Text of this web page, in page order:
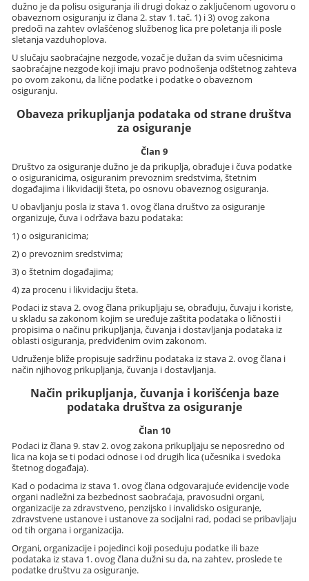
dužno je da polisu osiguranja ili drugi dokaz o zaključenom ugovoru o
obaveznom osiguranju iz člana 2. stav 1. tač. 1) i 3) ovog zakona
predoči na zahtev ovlašćenog službenog lica pre poletanja ili posle
sletanja vazduhoplova.
U slučaju saobraćajne nezgode, vozač je dužan da svim učesnicima
saobraćajne nezgode koji imaju pravo podnošenja odštetnog zahteva
po ovom zakonu, da lične podatke i podatke o obaveznom
osiguranju.
Obaveza prikupljanja podataka od strane društva
za osiguranje
Član 9
Društvo za osiguranje dužno je da prikuplja, obrađuje i čuva podatke
o osiguranicima, osiguranim prevoznim sredstvima, štetnim
događajima i likvidaciji šteta, po osnovu obaveznog osiguranja.
U obavljanju posla iz stava 1. ovog člana društvo za osiguranje
organizuje, čuva i održava bazu podataka:
1) o osiguranicima;
2) o prevoznim sredstvima;
3) o štetnim događajima;
4) za procenu i likvidaciju šteta.
Podaci iz stava 2. ovog člana prikupljaju se, obrađuju, čuvaju i koriste,
u skladu sa zakonom kojim se uređuje zaštita podataka o ličnosti i
propisima o načinu prikupljanja, čuvanja i dostavljanja podataka iz
oblasti osiguranja, predviđenim ovim zakonom.
Udruženje bliže propisuje sadržinu podataka iz stava 2. ovog člana i
način njihovog prikupljanja, čuvanja i dostavljanja.
Način prikupljanja, čuvanja i korišćenja baze
podataka društva za osiguranje
Član 10
Podaci iz člana 9. stav 2. ovog zakona prikupljaju se neposredno od
lica na koja se ti podaci odnose i od drugih lica (učesnika i svedoka
štetnog događaja).
Kad o podacima iz stava 1. ovog člana odgovarajuće evidencije vode
organi nadležni za bezbednost saobraćaja, pravosudni organi,
organizacije za zdravstveno, penzijsko i invalidsko osiguranje,
zdravstvene ustanove i ustanove za socijalni rad, podaci se pribavljaju
od tih organa i organizacija.
Organi, organizacije i pojedinci koji poseduju podatke ili baze
podataka iz stava 1. ovog člana dužni su da, na zahtev, proslede te
podatke društvu za osiguranje.